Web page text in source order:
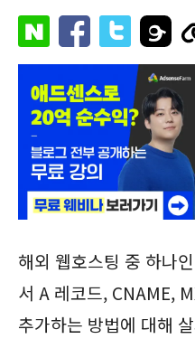
해외 웹호스팅 중 하나인
서 A 레코드, CNAME,
추가하는 방법에 대해